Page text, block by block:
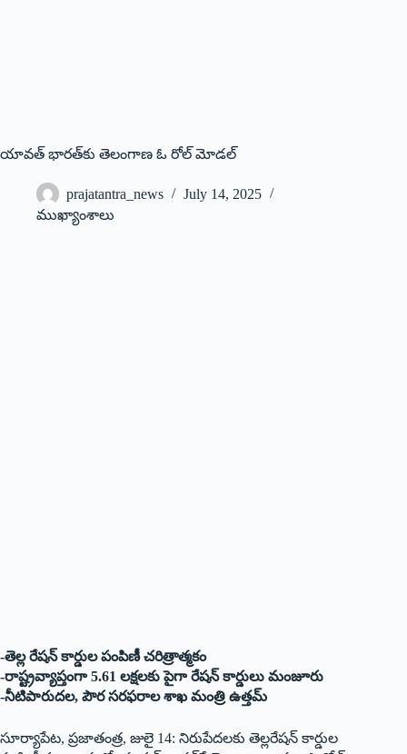
యావత్‌ భారత్‌కు తెలంగాణ ఓ రోల్‌ మోడల్‌
prajatantra_news
July 14, 2025
ముఖ్యాంశాలు
-తెల్ల రేషన్‌ కార్డుల పంపిణీ చరిత్రాత్మకం
-రాష్ట్రవ్యాప్తంగా 5.61 లక్షలకు పైగా రేషన్‌ కార్డులు మంజూరు
-నీటిపారుదల, పౌర సరఫరాల శాఖ మంత్రి ఉత్తమ్‌
సూర్యాపేట, ప్రజాతంత్ర, జులై 14: నిరుపేదలకు తెల్లరేషన్‌ కార్డుల